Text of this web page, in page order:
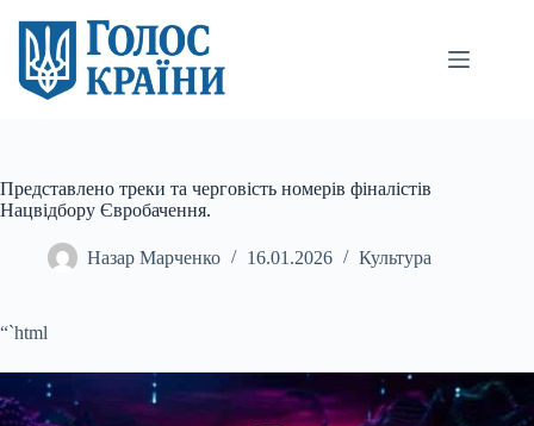
вмісту
Представлено треки та черговість номерів фіналістів
Нацвідбору Євробачення.
Назар Марченко 16.01.2026 Культура
“`html